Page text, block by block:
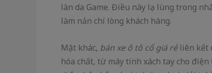
làn da Game. Điều này lạ lùng trong
làm nản chí lòng khách hàng.
Mặt khác, bán xe ô tô cổ giá rẻliên kết
hóa chất, từ máy tính xách tay cho